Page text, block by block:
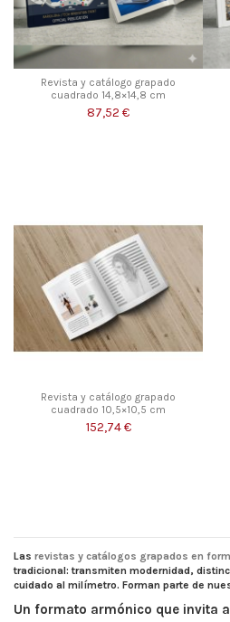
Revista y catálogo grapado
cuadrado 14,8×14,8 cm
87,52 €
Revista y catálogo grapado
cuadrado 10,5×10,5 cm
152,74 €
Las revistas y catálogos grapados en
tradicional: transmiten modernidad,
cuidado al milímetro. Forman parte de
Un formato armónico que invita